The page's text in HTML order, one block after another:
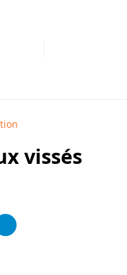
vissés